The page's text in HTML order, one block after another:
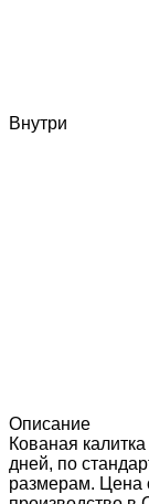
Внутри
Описание
Кованая
дней, по
размерам. Цена